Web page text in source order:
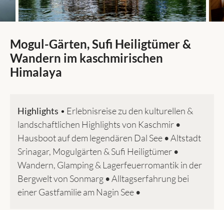
Mogul-Gärten, Sufi Heiligtümer &
Wandern im kaschmirischen
Himalaya
Highlights • Erlebnisreise zu den kulturellen &
landschaftlichen Highlights von Kaschmir •
Hausboot auf dem legendären Dal See •Altstadt
Srinagar, Mogulgärten & Sufi Heiligtümer •
Wandern, Glamping & Lagerfeuerromantik in der
Bergwelt von Sonmarg •Alltagserfahrung bei
einer Gastfamilie am Nagin See •